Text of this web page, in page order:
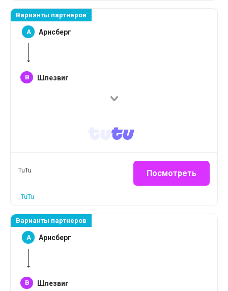
Варианты партнеров
A Арнсберг
B Шлезвиг
TuTu Посмотреть
TuTu
Варианты партнеров
A Арнсберг
B Шлезвиг